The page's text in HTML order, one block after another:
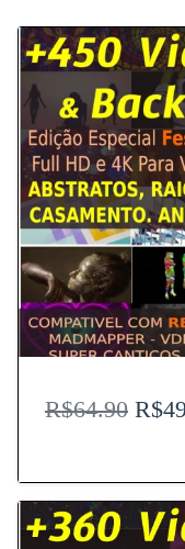
R$64.90